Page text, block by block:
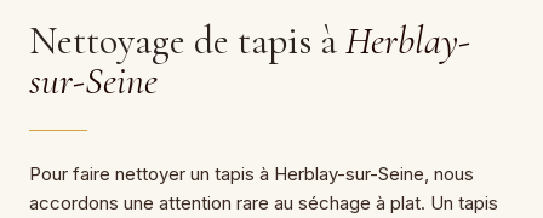
Nettoyage de tapis àHerblay-
sur-Seine
Pour faire nettoyer un tapis à Herblay-sur-Seine, nous
accordons une attention rare au séchage à plat. Un tapis